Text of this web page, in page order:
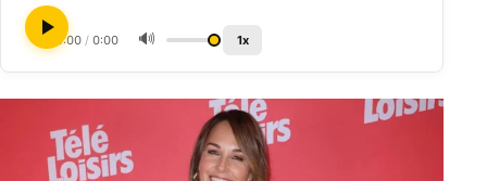
0:00 / 0:00 🔊 1x